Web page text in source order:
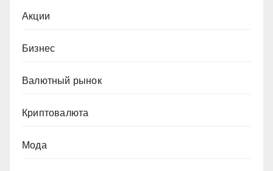
Акции
Бизнес
Валютный рынок
Криптовалюта
Мода